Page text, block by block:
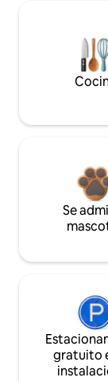
Se
gratuito